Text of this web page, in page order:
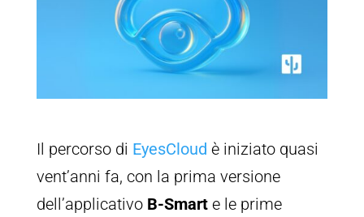
Il percorso di EyesCloud è iniziato quasi
vent’anni fa, con la prima versione
dell’applicativo B-Smarte le prime